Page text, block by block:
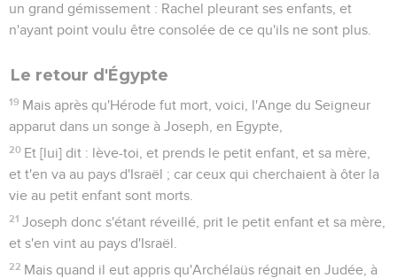
un grand gémissement : Rachel pleurant ses enfants, et
n'ayant point voulu être consolée de ce qu'ils ne sont plus.
Le retour d'Égypte
19 Mais après qu'Hérode fut mort, voici, l'Ange du Seigneur
apparut dans un songe à Joseph, en Egypte,
20 Et [lui] dit : lève-toi, et prends le petit enfant, et sa mère,
et t'en va au pays d'Israël ; car ceux qui cherchaient à ôter la
vie au petit enfant sont morts.
21 Joseph donc s'étant réveillé, prit le petit enfant et sa mère,
et s'en vint au pays d'Israël.
22 Mais quand il eut appris qu'Archélaüs régnait en Judée, à